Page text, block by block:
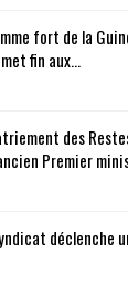
fort de la
fin aux…
des
Premier
déclenche